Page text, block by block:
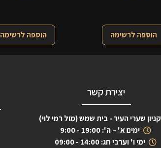
הוספה לרשימה הוספה לרשימה
יצירת קשר
קניון שערי העיר - בית שמש (מול רמי לוי)
ימים א' – ה': 19:00 - 9:00
ימי ו' וערבי חג: 14:00 - 09:00